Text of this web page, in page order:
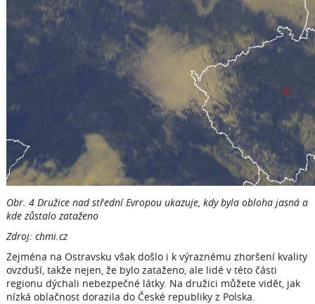
Obr. 4 Družice nad střední Evropou ukazuje, kdy byla obloha jasná a
kde zůstalo zataženo
Zdroj: chmi.cz
Zejména na Ostravsku však došlo i k výraznému zhoršení kvality
ovzduší, takže nejen, že bylo zataženo, ale lidé v této části
regionu dýchali nebezpečné látky. Na družici můžete vidět, jak
nízká oblačnost dorazila do České republiky z Polska.